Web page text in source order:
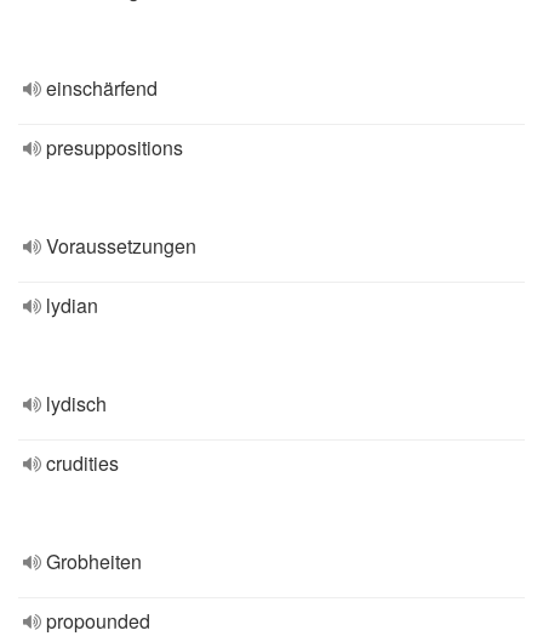
einschärfend
presuppositions
Voraussetzungen
lydian
lydisch
crudities
Grobheiten
propounded